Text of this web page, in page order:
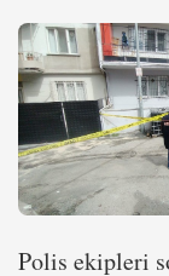
Polis ekipleri